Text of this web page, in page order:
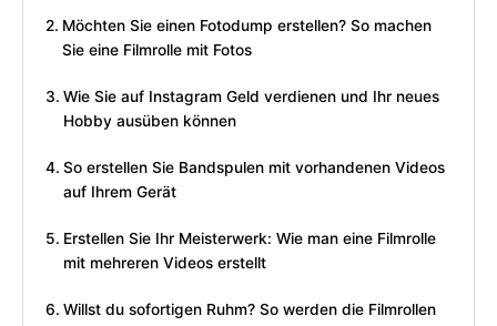
Möchten Sie einen Fotodump erstellen? So machen
Sie eine Filmrolle mit Fotos
Wie Sie auf Instagram Geld verdienen und Ihr neues
Hobby ausüben können
So erstellen Sie Bandspulen mit vorhandenen Videos
auf Ihrem Gerät
Erstellen Sie Ihr Meisterwerk: Wie man eine Filmrolle
mit mehreren Videos erstellt
Willst du sofortigen Ruhm? So werden die Filmrollen